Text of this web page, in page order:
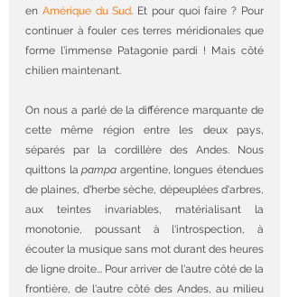
en Amérique du Sud. Et pour quoi faire ? Pour
continuer à fouler ces terres méridionales que
forme l'immense Patagonie pardi ! Mais côté
chilien maintenant.
On nous a parlé de la différence marquante de
cette même région entre les deux pays,
séparés par la cordillère des Andes. Nous
quittons la pampa argentine, longues étendues
de plaines, d'herbe sèche, dépeuplées d'arbres,
aux teintes invariables, matérialisant la
monotonie, poussant à l'introspection, à
écouter la musique sans mot durant des heures
de ligne droite... Pour arriver de l'autre côté de la
frontière, de l'autre côté des Andes, au milieu